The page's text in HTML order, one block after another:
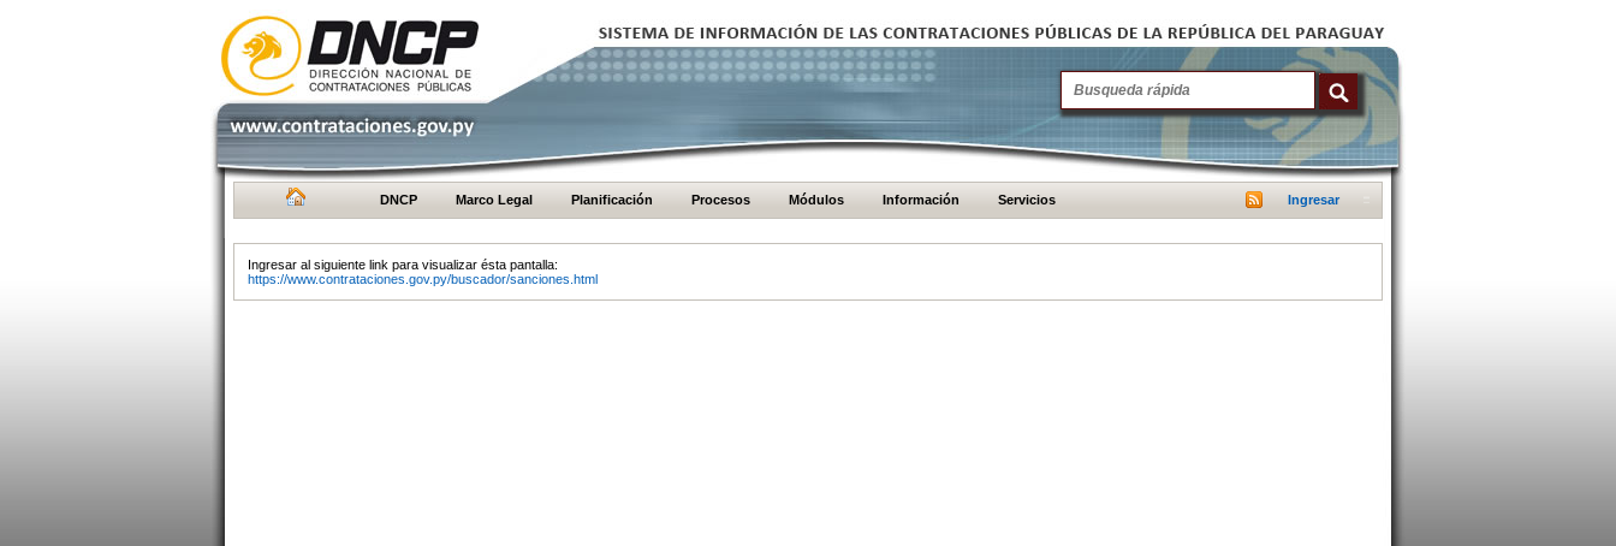
DNCP Marco Legal Planificación Procesos Módulos Información Servicios Ingresar
Ingresar al siguiente link para visualizar ésta pantalla:
https://www.contrataciones.gov.py/buscador/sanciones.html